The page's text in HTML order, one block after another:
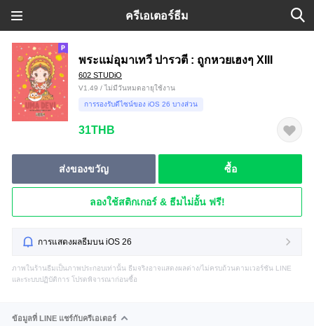
ครีเอเตอร์ธีม
พระแม่อุมาเทวี ปารวตี : ถูกหวยเฮงๆ XIII
602 STUDiO
V1.49 / ไม่มีวันหมดอายุใช้งาน
การรองรับดีไซน์ของ iOS 26 บางส่วน
31THB
ส่งของขวัญ ซื้อ
ลองใช้สติกเกอร์ & ธีมไม่อั้น ฟรี!
การแสดงผลธีมบน iOS 26
ภาพในร้านธีมเป็นภาพประกอบเท่านั้น ธีมจริงอาจแสดงผลต่าง/ไม่ครบถ้วนตามเวอร์ชัน LINE
และระบบปฏิบัติการ โปรดพิจารณาก่อนซื้อ
ข้อมูลที่ LINE แชร์กับครีเอเตอร์